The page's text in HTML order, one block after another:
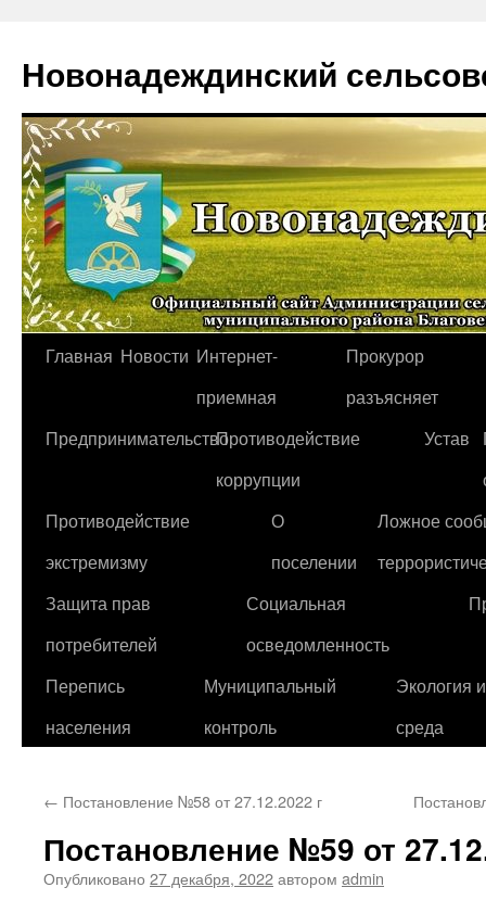
Новонадеждинский
Перейти
содержимому
Главная Новости Интернет-
приемная
Прокурор
разъясняет
ПредпринимательствоПротиводействие
коррупции
Устав
Противодействие
экстремизму
О
поселении
Ложное
Защита прав
потребителей
Социальная
осведомленность
Перепись
населения
Муниципальный
контроль
Экология
среда
← Постановление №58 от 27.12.2022 г
Постановление №59 от
Опубликовано 27 декабря, 2022автором admin